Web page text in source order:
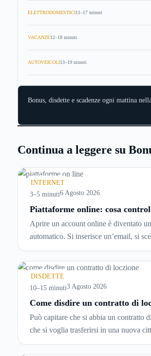
ELETTRODOMESTICI11–17 minuti
VACANZE12–18 minuti
AUTOVEICOLI13–19 minuti
Bonus, disdette e scadenze ogni mattina
Continua a leggere su
INTERNET
3–5 minuti6 Agosto 2026
Piattaforme online: cosa
prima di iscriversi e usare
tempo reale
Aprire un account online è diventato
automatico. Si inserisce un’email, si
password, si accetta una serie di
leggerle davvero. Tutto avviene in
spesso senza che ci si fermi a capire
entrando.
DISDETTE
10–15 minuti3 Agosto 2026
Come disdire un contratto di
modo corretto ed efficace
Può capitare che si abbia un contratto
che si voglia trasferirsi in una nuova
abbiano problemi a pagare il canone,